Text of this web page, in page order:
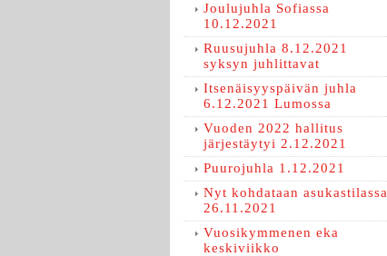
Joulujuhla Sofiassa
10.12.2021
Ruusujuhla 8.12.2021
syksyn juhlittavat
Itsenäisyyspäivän juhla
6.12.2021 Lumossa
Vuoden 2022 hallitus
järjestäytyi 2.12.2021
Puurojuhla 1.12.2021
Nyt kohdataan asukastilassa
26.11.2021
Vuosikymmenen eka
keskiviikko